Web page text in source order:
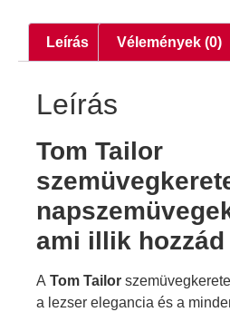
Leírás Vélemények (0)
Leírás
Tom Tailor
ami illik hozzád
A Tom Tailor
a lezser elegancia és a